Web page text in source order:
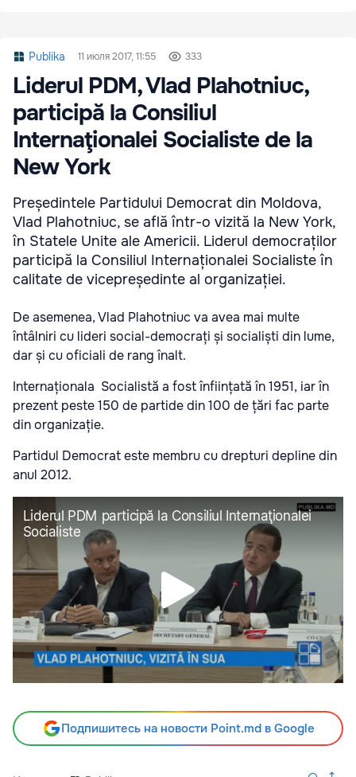
Publika 11 июля 2017, 11:55 333
Liderul PDM, Vlad Plahotniuc,
participă la Consiliul
Internaţionalei Socialiste de la
New York
Președintele Partidului Democrat din Moldova,
Vlad Plahotniuc, se află într-o vizită la New York,
în Statele Unite ale Americii. Liderul democraților
participă la Consiliul Internaționalei Socialiste în
calitate de vicepreședinte al organizației.
De asemenea, Vlad Plahotniuc va avea mai multe
întâlniri cu lideri social-democrați și socialiști din lume,
dar și cu oficiali de rang înalt.
Internaționala Socialistă a fost înființată în 1951, iar în
prezent peste 150 de partide din 100 de țări fac parte
din organizație.
Partidul Democrat este membru cu drepturi depline din
anul 2012.
Подпишитесь на новости Point.md в Google